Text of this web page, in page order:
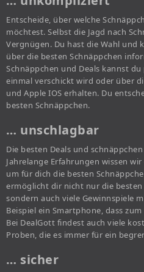
Entscheide, über welche
möchtest. Selbst die Jagd nach
Vergnügen. Du hast die Wahl und
über die besten Schnäppchen
Schnäppchen und Deals kannst
einmal verschickt wird oder über
und Apple IOS erhalten. Du
besten Schnäppchen.
… unschlagbar
Die besten Deals und
Jahrelange Erfahrungen wissen
um für dich die besten
ermöglicht dir nicht nur die besten
sondern auch viele Gewinnspiele
Beispiel ein Smartphone, dass
Bei DealGott findest auch viele
Proben, die es immer für ein
… sicher